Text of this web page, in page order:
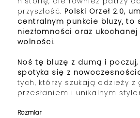
przyszłość. Polski Orzeł 2.0,
centralnym punkcie bluzy, to
niezłomności oraz ukochanej
wolności.
Noś tę bluzę z dumą i
spotyka się z
tych, którzy szukają odzieży z
przesłaniem i unikalnym
Rozmiar